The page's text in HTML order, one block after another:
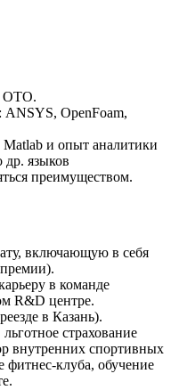
ОТО.
OpenFoam,
и опыт аналитики
языков
преимуществом.
включающую в себя
в команде
R&D центре.
в Казань).
страхование
внутренних спортивных
фитнес-клуба, обучение